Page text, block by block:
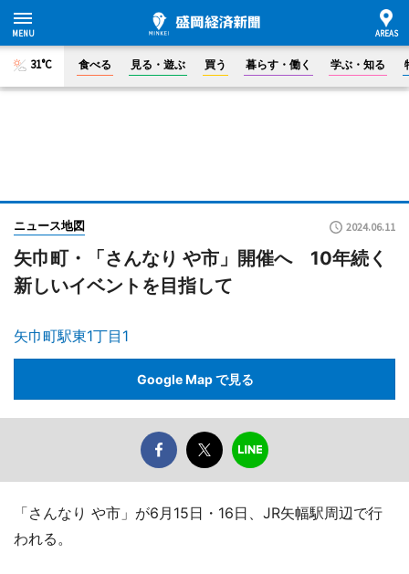
31°C 食べる 見る・遊ぶ 買う 暮らす・働く 学ぶ・知る
ニュース地図 2024.06.11
矢巾町・「さんなり や市」開催へ 10年続く
新しいイベントを目指して
矢巾町駅東1丁目1
Google Map で見る
「さんなり や市」が6月15日・16日、JR矢幅駅周辺で行
われる。